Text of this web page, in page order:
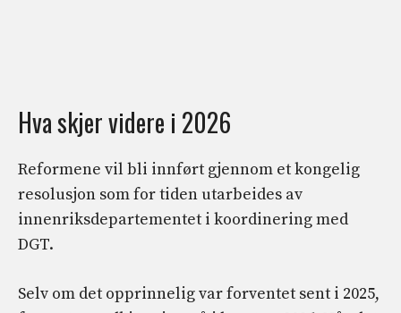
Hva skjer videre i 2026
Reformene vil bli innført gjennom et kongelig
resolusjon som for tiden utarbeides av
innenriksdepartementet i koordinering med
DGT.
Selv om det opprinnelig var forventet sent i 2025,